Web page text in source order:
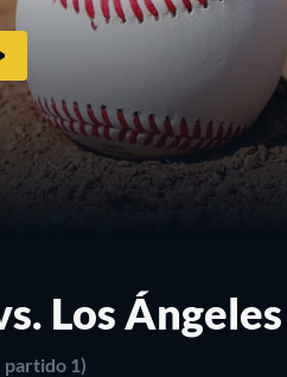
Los
partido 1)